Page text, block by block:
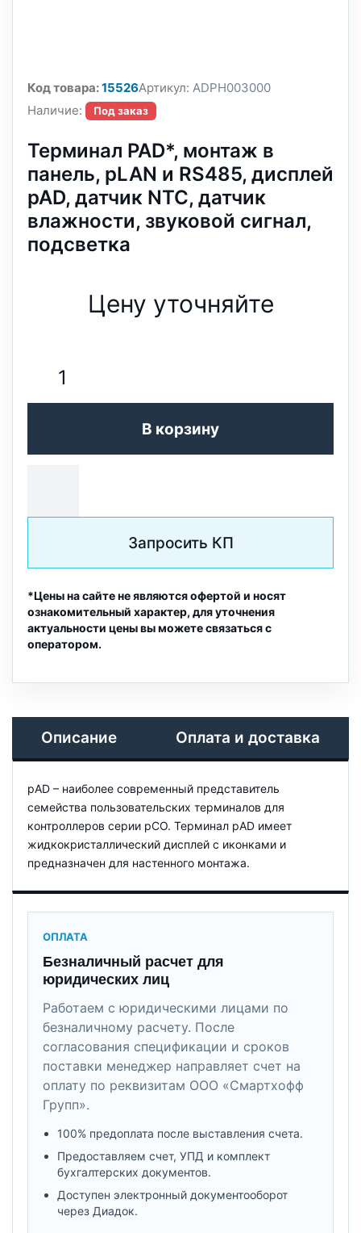
Код товара:15526Артикул: ADPH003000
Наличие:
Под заказ
Терминал PAD*, монтаж в
панель, pLAN и RS485, дисплей
pAD, датчик NTC, датчик
влажности, звуковой сигнал,
подсветка
Цену уточняйте
В корзину
Запросить КП
*Цены на сайте не являются офертой и носят
ознакомительный характер, для уточнения
актуальности цены вы можете связаться с
оператором.
Описание Оплата и доставка
pAD – наиболее современный представитель
семейства пользовательских терминалов для
контроллеров cерии pCO. Терминал pAD имеет
жидкокристаллический дисплей с иконками и
предназначен для настенного монтажа.
ОПЛАТА
Безналичный расчет для
юридических лиц
Работаем с юридическими лицами по
безналичному расчету. После
согласования спецификации и сроков
поставки менеджер направляет счет на
оплату по реквизитам ООО «Смартхофф
Групп».
100% предоплата после выставления счета.
Предоставляем счет, УПД и комплект
бухгалтерских документов.
Доступен электронный документооборот
через Диадок.